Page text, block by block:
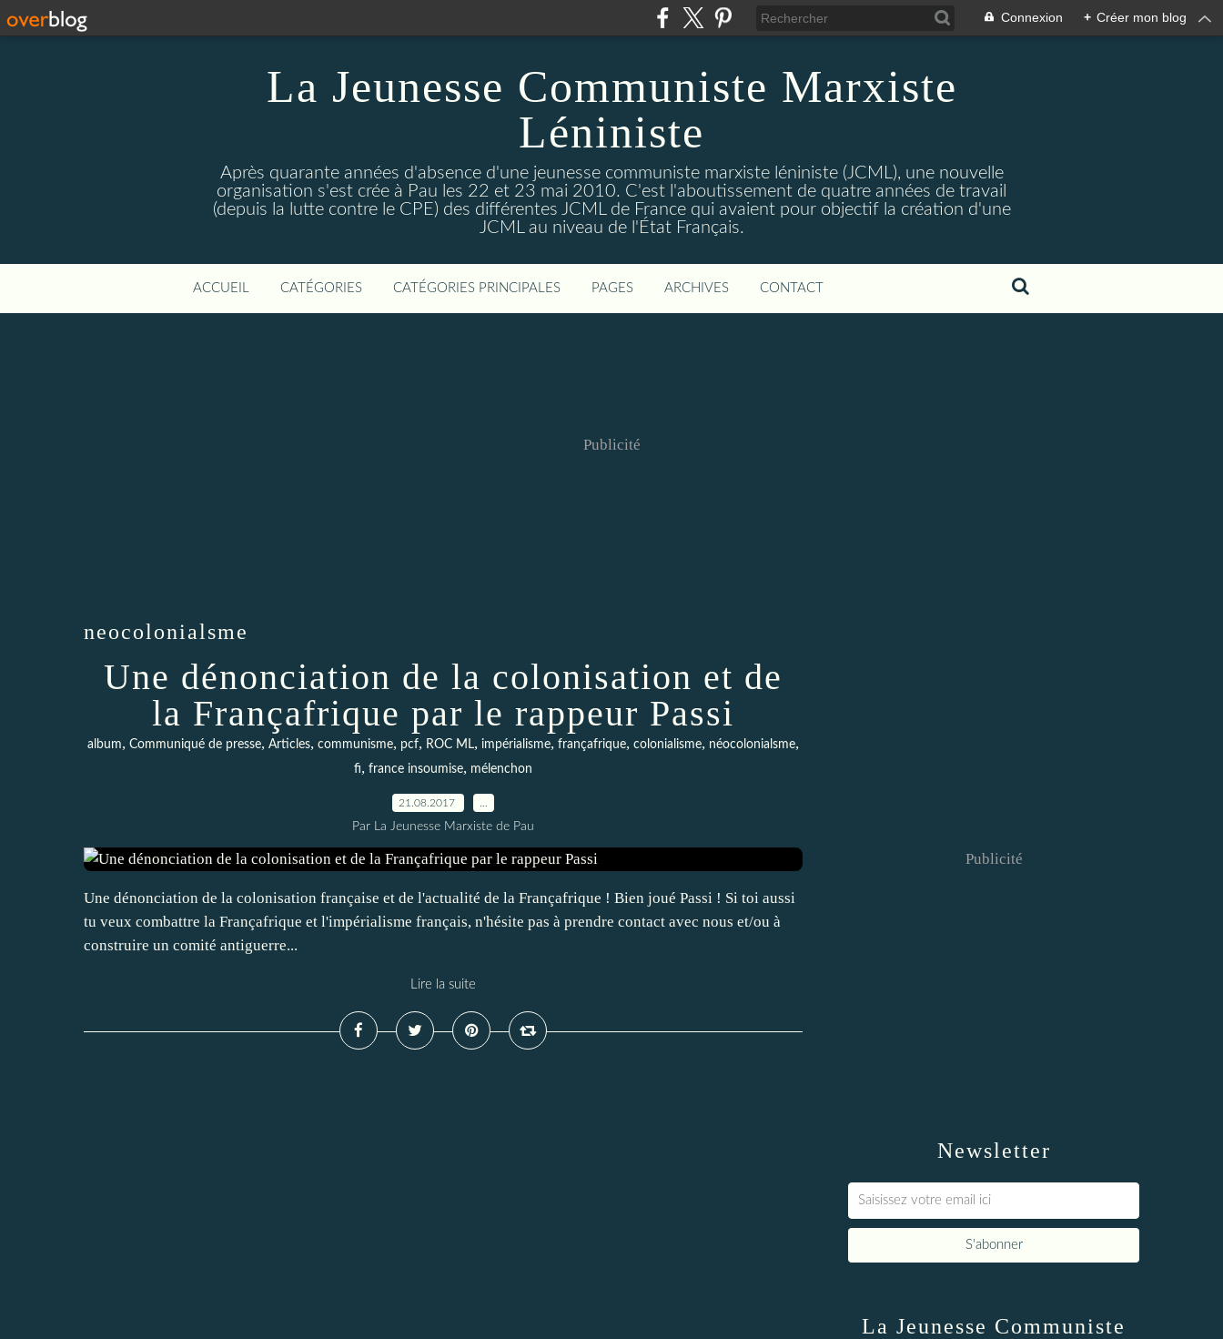
Connexion + Créer mon blog
La Jeunesse Communiste Marxiste
Léniniste
Après quarante années d'absence d'une jeunesse communiste marxiste léniniste (JCML), une nouvelle
organisation s'est crée à Pau les 22 et 23 mai 2010. C'est l'aboutissement de quatre années de travail
(depuis la lutte contre le CPE) des différentes JCML de France qui avaient pour objectif la création d'une
JCML au niveau de l'État Français.
ACCUEIL CATÉGORIES CATÉGORIES PRINCIPALES PAGES ARCHIVES CONTACT
Publicité
neocolonialsme
Une dénonciation de la colonisation et de
la Françafrique par le rappeur Passi
album, Communiqué de presse, Articles, communisme, pcf, ROC ML, impérialisme, françafrique, colonialisme, néocolonialsme,
fi, france insoumise, mélenchon
21.08.2017
Par La Jeunesse Marxiste de Pau
Une dénonciation de la colonisation française et de l'actualité de la Françafrique ! Bien joué Passi ! Si toi aussi
tu veux combattre la Françafrique et l'impérialisme français, n'hésite pas à prendre contact avec nous et/ou à
construire un comité antiguerre...
Lire la suite
Newsletter
Publicité
La Jeunesse Communiste